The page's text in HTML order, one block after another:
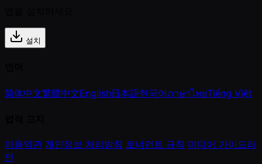
설치
简体中文繁體中文English日本語한국어ภาษาไทยTiếng Việt
이용약관 개인정보 처리방침 토너먼트 규칙 미디어 가이드라
인